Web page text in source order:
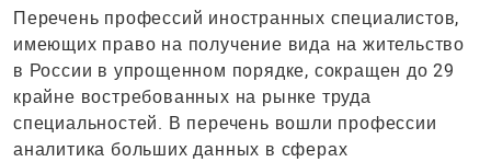
Перечень профессий иностранных специалистов,
имеющих право на получение вида на жительство
в России в упрощенном порядке, сокращен до 29
крайне востребованных на рынке труда
специальностей. В перечень вошли профессии
аналитика больших данных в сферах